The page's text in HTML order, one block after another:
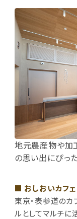
地元農産物や加
の思い出にぴっ
■ おしおいカフェ
東京・表参道の
ルとしてマルチ